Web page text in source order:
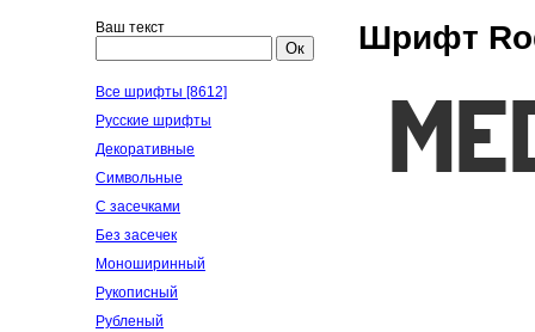
Ваш текст
Ок
Все шрифты [8612]
Русские шрифты
Декоративные
Символьные
С засечками
Без засечек
Моноширинный
Рукописный
Рубленый
Шрифт